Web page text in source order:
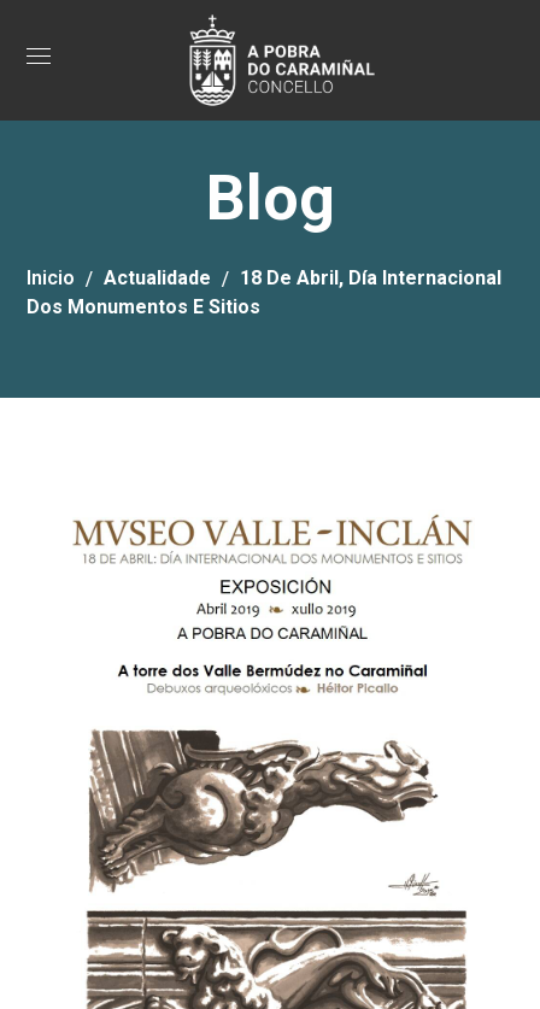
Blog
Inicio Actualidade
18 De Abril, Día Internacional
Dos Monumentos E Sitios